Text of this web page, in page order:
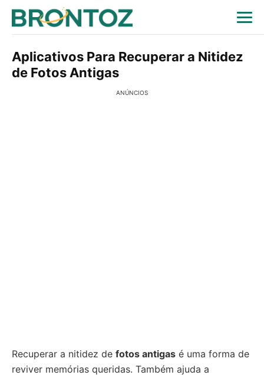
Aplicativos Para Recuperar a Nitidez
de Fotos Antigas
ANÚNCIOS
Recuperar a nitidez de fotos antigas é uma forma de
reviver memórias queridas. Também ajuda a